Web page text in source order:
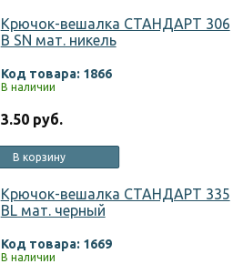
Крючок-вешалка СТАНДАРТ 306
B SN мат. никель
Код товара: 1866
В наличии
3.50 руб.
В корзину
Крючок-вешалка СТАНДАРТ 335
BL мат. черный
Код товара: 1669
В наличии